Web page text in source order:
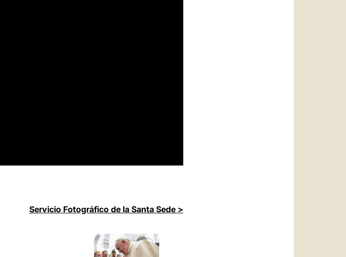
Servicio Fotográfico de la Santa Sede >